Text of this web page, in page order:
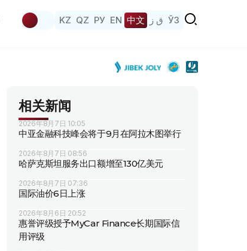
KZ QZ РУ EN 中文 ق ز ЎЗ
相关新闻
2026年8月7日 10:05
中亚金融科技峰会将于9月在阿拉木图举行
2026年8月7日 08:56
哈萨克斯坦服务出口额增至130亿美元
2026年8月7日 07:36
国际油价6日上涨
2026年8月6日 20:52
惠誉评级授予MyCar Finance长期国际信
用评级